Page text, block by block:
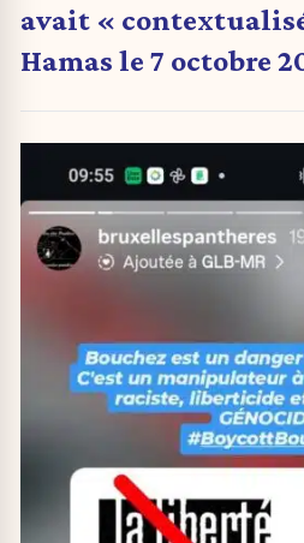
avait «
Hamas le 7 octobre